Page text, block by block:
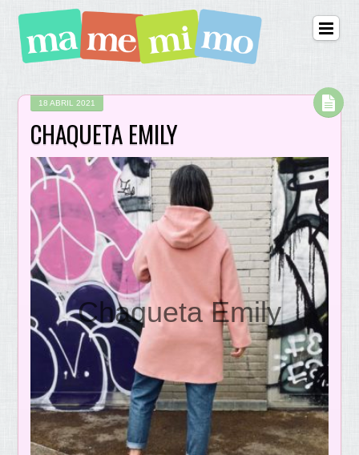
18 ABRIL 2021
CHAQUETA EMILY
Chaqueta Emily